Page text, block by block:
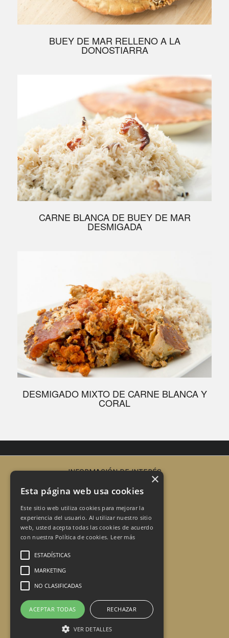
BUEY DE MAR RELLENO A LA
DONOSTIARRA
CARNE BLANCA DE BUEY DE MAR
DESMIGADA
DESMIGADO MIXTO DE CARNE BLANCA Y
CORAL
INFORMACIÓN DE INTERÉS
Quienes Somos
Recetas
Contacto
Aviso Legal
Política de privacidad
Política de Cookies
CONTÁCTE CON NOSOTROS
Avda Letxunborro, 83
20305 Irún, Guipuzkoa
943 633 613
txangu2@txangu2.com
Esta página web usa cookies
Este sitio web utiliza cookies para mejorar la
experiencia del usuario. Al utilizar nuestro sitio
web, usted acepta todas las cookies de acuerdo
con nuestra Política de cookies. Leer más
ESTADÍSTICAS
MARKETING
NO CLASIFICADAS
ACEPTAR TODAS RECHAZAR
VER DETALLES
×